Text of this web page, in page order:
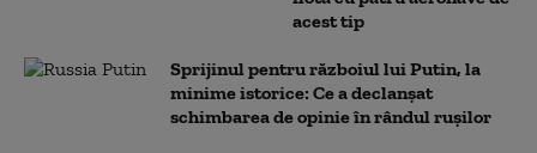
acest tip
Sprijinul pentru războiul lui Putin, la
minime istorice: Ce a declanșat
schimbarea de opinie în rândul rușilor